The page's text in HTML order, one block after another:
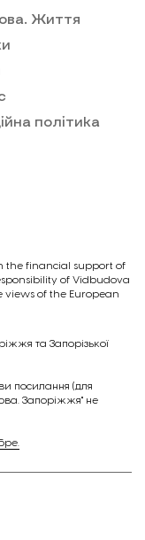
Життя
політика
the financial support of
of Vidbudova
of the European
та Запорізької
посилання (для
Запоріжжя" не